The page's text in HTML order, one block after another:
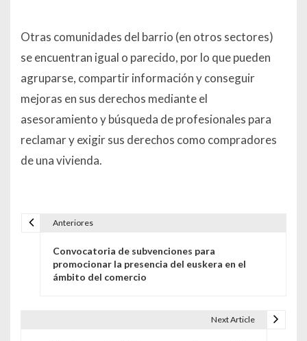
Otras comunidades del barrio (en otros sectores)
se encuentran igual o parecido, por lo que pueden
agruparse, compartir información y conseguir
mejoras en sus derechos mediante el
asesoramiento y búsqueda de profesionales para
reclamar y exigir sus derechos como compradores
de una vivienda.
Anteriores
Convocatoria de subvenciones para
promocionar la presencia del euskera en el
ámbito del comercio
Next Article